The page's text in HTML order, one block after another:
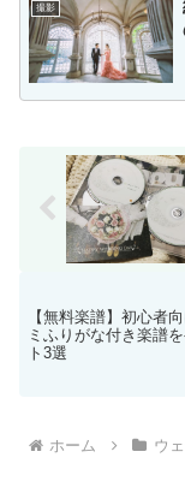
撮影
【無料楽譜】初心者
ミふりがな付き楽譜
ト3選
ホーム ウ